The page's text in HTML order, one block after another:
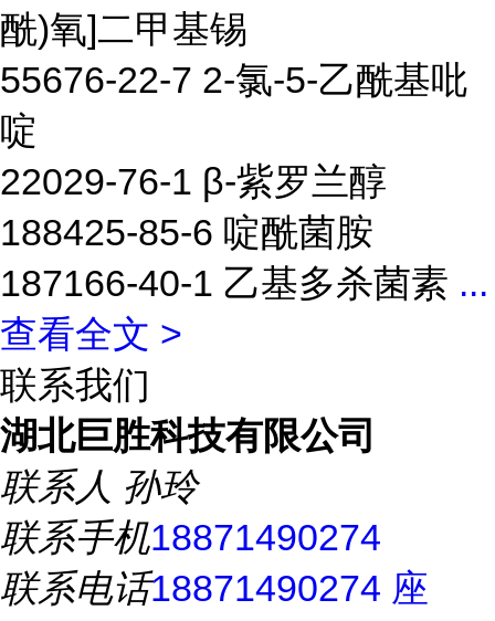
酰)氧]二甲基锡
55676-22-7 2-氯-5-乙酰基吡
啶
22029-76-1 β-紫罗兰醇
188425-85-6 啶酰菌胺
187166-40-1 乙基多杀菌素 ...
查看全文 >
联系我们
湖北巨胜科技有限公司
联系人 孙玲
联系手机18871490274
联系电话18871490274 座